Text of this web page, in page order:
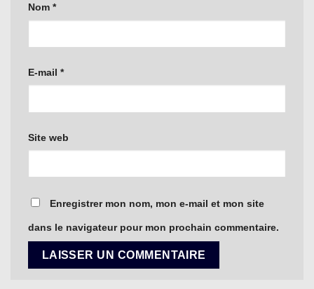
Nom *
E-mail *
Site web
Enregistrer mon nom, mon e-mail et mon site
dans le navigateur pour mon prochain commentaire.